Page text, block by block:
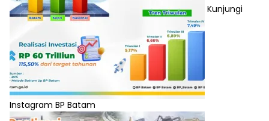
Kunjungi
Instagram BP Batam